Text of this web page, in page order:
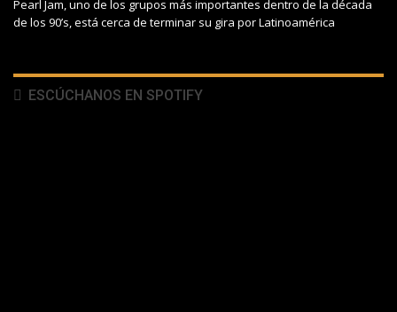
Pearl Jam, uno de los grupos más importantes dentro de la década
de los 90’s, está cerca de terminar su gira por Latinoamérica
ESCÚCHANOS EN SPOTIFY